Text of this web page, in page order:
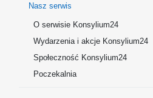
Nasz serwis
O serwisie Konsylium24
Wydarzenia i akcje Konsylium24
Społeczność Konsylium24
Poczekalnia